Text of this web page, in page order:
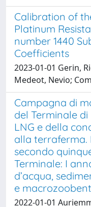
Calibration of
Platinum
number 1440
Coefficients
2023-01-01 Gerin,
Medeot, Nevio;
Campagna di
del Terminale
LNG e della
alla terraferma.
secondo
Terminale: I
d’acqua,
e
2022-01-01